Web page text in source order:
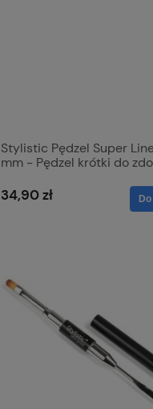
Stylistic Pędzel Super
mm - Pędzel krótki do
34,90 zł